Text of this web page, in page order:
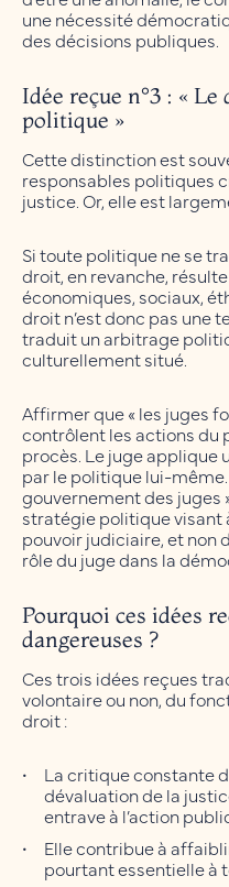
une nécessité
des décisions publiques.
Idée reçue n°3 : « Le
politique »
Cette distinction est
responsables politiques
justice. Or, elle est
Si toute politique ne se
droit, en revanche,
économiques, sociaux,
droit n’est donc pas une
traduit un arbitrage
culturellement situé.
Affirmer que « les juges
contrôlent les actions du
procès. Le juge applique
par le politique lui-
gouvernement des juges
stratégie politique
pouvoir judiciaire, et non
rôle du juge dans la
Pourquoi ces idées
dangereuses ?
Ces trois idées reçues
volontaire ou non, du
droit :
La critique constante
dévaluation de la
entrave à l’action
Elle contribue à
pourtant essentielle à